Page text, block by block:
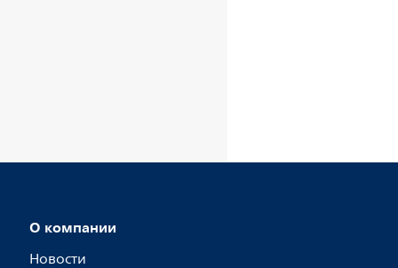
О компании
Новости